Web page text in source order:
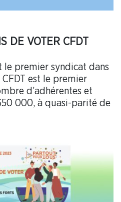
DE VOTER CFDT
le premier syndicat dans
est le premier
d’adhérentes et
000, à quasi-parité de